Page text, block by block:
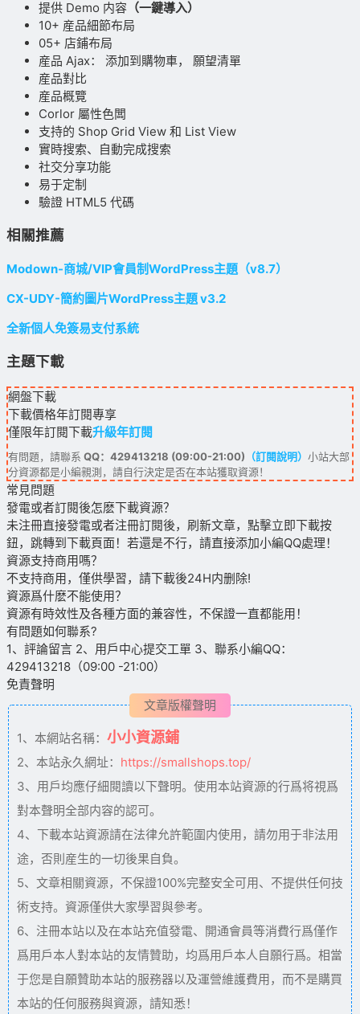
提供 Demo 内容 （一鍵導入）
10+ 産品細節布局
05+ 店鋪布局
産品 Ajax： 添加到購物車， 願望清單
産品對比
産品概覽
Corlor 屬性色闆
支持的 Shop Grid View 和 List View
實時搜索、自動完成搜索
社交分享功能
易于定制
驗證 HTML5 代碼
相關推薦
Modown-商城/VIP會員制WordPress主題（v8.7）
CX-UDY-簡約圖片WordPress主題 v3.2
全新個人免簽易支付系統
主題下載
網盤下載
下載價格年訂閱專享
僅限年訂閱下載升級年訂閱
有問題，請聯系 QQ：429413218 (09:00-21:00) （訂閱說明） 小站大部
分資源都是小編親測，請自行決定是否在本站獲取資源！
常見問題
發電或者訂閱後怎麽下載資源？
未注冊直接發電或者注冊訂閱後，刷新文章，點擊立即下載按
鈕，跳轉到下載頁面！若還是不行，請直接添加小編QQ處理！
資源支持商用嗎？
不支持商用，僅供學習，請下載後24H内删除!
資源爲什麽不能使用？
資源有時效性及各種方面的兼容性，不保證一直都能用！
有問題如何聯系?
1、評論留言 2、用戶中心提交工單 3、聯系小編QQ：
429413218（09:00 -21:00）
免責聲明
文章版權聲明
1、本網站名稱： 小小資源鋪
2、本站永久網址： https://smallshops.top/
3、用戶均應仔細閱讀以下聲明。使用本站資源的行爲将視爲
對本聲明全部内容的認可。
4、下載本站資源請在法律允許範圍内使用，請勿用于非法用
途，否則産生的一切後果自負。
5、文章相關資源，不保證100%完整安全可用、不提供任何技
術支持。資源僅供大家學習與參考。
6、注冊本站以及在本站充值發電、開通會員等消費行爲僅作
爲用戶本人對本站的友情贊助，均爲用戶本人自願行爲。相當
于您是自願贊助本站的服務器以及運營維護費用，而不是購買
本站的任何服務與資源，請知悉！